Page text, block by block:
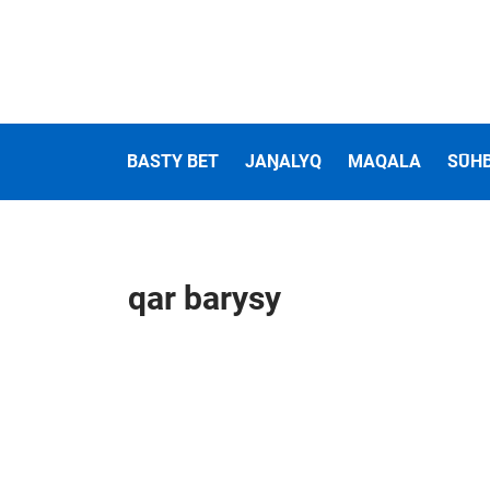
BASTY BET JAŊALYQ MAQALA
qar barysy